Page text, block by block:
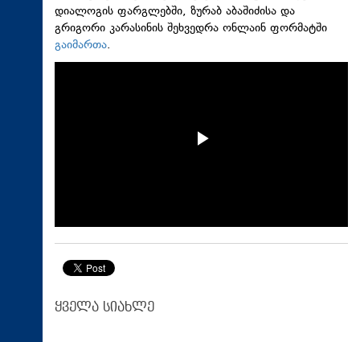
დიალოგის ფარგლებში, ზურაბ აბაშიძისა და
გრიგორი კარასინის შეხვედრა ონლაინ ფორმატში
გაიმართა.
ყველა სიახლე